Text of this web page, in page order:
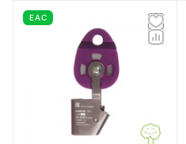
EAC